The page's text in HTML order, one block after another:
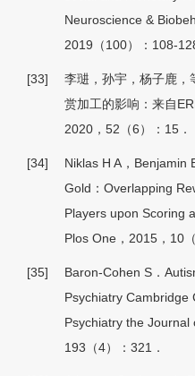
Neuroscience &
2019（100）：108-
[33]
李琎，孙宇，杨子鹿，
赏加工的影响：来自
2020，52（6）：15．
[34]
Niklas H A，Benjamin
Gold：Overlapping
Players upon Scoring
Plos One，2015，10
[35]
Baron-Cohen S．
Psychiatry Cambridge
Psychiatry the Journal
193（4）：321．